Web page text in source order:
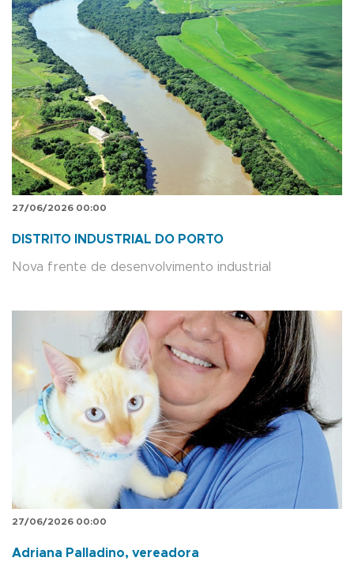
27/06/2026 00:00
DISTRITO INDUSTRIAL DO PORTO
Nova frente de desenvolvimento industrial
27/06/2026 00:00
Adriana Palladino, vereadora